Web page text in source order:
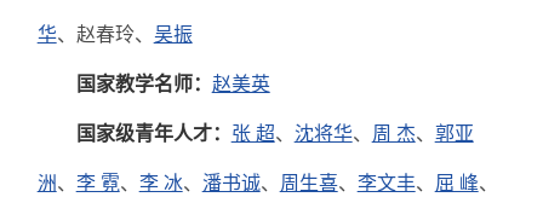
华、赵春玲、 吴振
国家教学名师： 赵美英
国家级青年人才： 张 超、 沈将华、 周 杰、 郭亚
洲、 李 霓、 李 冰、 潘书诚、 周生喜、 李文丰、 屈 峰、